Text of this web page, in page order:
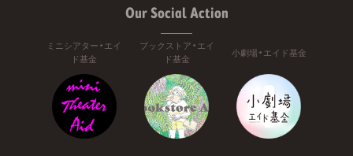
Our Social Action
ミニシアター・エイ
ド基金
ブックストア・エイ
ド基金
小劇場・エイド基金